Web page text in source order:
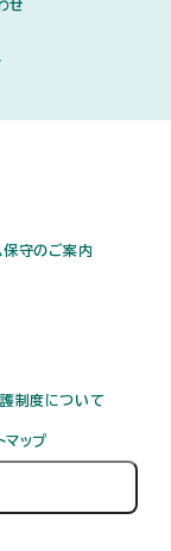
せ
保守のご案内
制度について
マップ